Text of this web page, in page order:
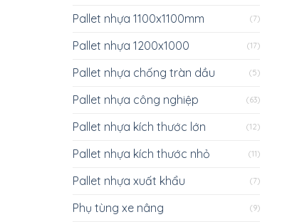
Pallet nhựa 1100x1100mm (7)
Pallet nhựa 1200x1000 (17)
Pallet nhựa chống tràn dầu (5)
Pallet nhựa công nghiệp (63)
Pallet nhựa kích thước lớn (12)
Pallet nhựa kích thước nhỏ (11)
Pallet nhựa xuất khẩu (7)
Phụ tùng xe nâng (9)